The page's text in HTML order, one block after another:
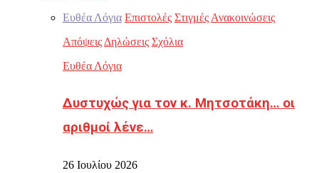
Ευθέα Λόγια Επιστολές Στιγμές Ανακοινώσεις
Απόψεις Δηλώσεις Σχόλια
Ευθέα Λόγια
Δυστυχώς για τον κ. Μητσοτάκη… οι
αριθμοί λένε…
26 Ιουλίου 2026